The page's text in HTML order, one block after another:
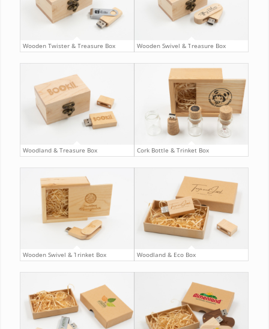
Wooden Twister & Treasure Box Wooden Swivel & Treasure Box
Woodland & Treasure Box Cork Bottle & Trinket Box
Wooden Swivel & Trinket Box Woodland & Eco Box